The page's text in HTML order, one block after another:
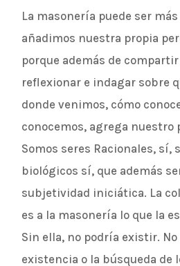
La masonería puede ser
añadimos nuestra propia
porque además de
reflexionar e indagar sobre
donde venimos, cómo
conocemos, agrega nuestro
Somos seres Racionales, sí,
biológicos sí, que además
subjetividad iniciática. La
es a la masonería lo que la
Sin ella, no podría existir. No
existencia o la búsqueda de